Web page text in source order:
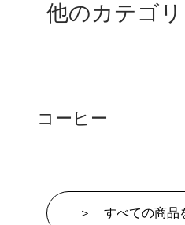
他のカテゴ
コーヒー
＞ すべての商品